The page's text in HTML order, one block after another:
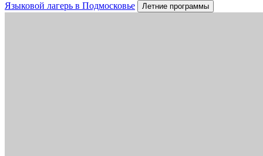
Языковой лагерь в Подмосковье
Летние программы